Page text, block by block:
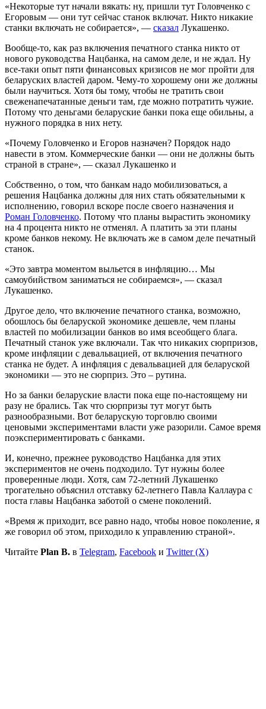
«Некоторые тут начали вякать: ну, пришли тут Головченко с
Егоровым — они тут сейчас станок включат. Никто никакие
станки включать не собирается», — сказал Лукашенко.
Вообще-то, как раз включения печатного станка никто от
нового руководства Нацбанка, на самом деле, и не ждал. Ну
все-таки опыт пяти финансовых кризисов не мог пройти для
беларуских властей даром. Чему-то хорошему они же должны
были научиться. Хотя бы тому, чтобы не тратить свои
свеженапечатанные деньги там, где можно потратить чужие.
Потому что деньгами беларуские банки пока еще обильны, а
нужного порядка в них нету.
«Почему Головченко и Егоров назначен? Порядок надо
навести в этом. Коммерческие банки — они не должны быть
страной в стране», — сказал Лукашенко и
Собственно, о том, что банкам надо мобилизоваться, а
решения Нацбанка должны для них стать обязательными к
исполнению, говорил вскоре после своего назначения и
Роман Головченко. Потому что планы вырастить экономику
на 4 процента никто не отменял. А платить за эти планы
кроме банков некому. Не включать же в самом деле печатный
станок.
«Это завтра моментом выльется в инфляцию… Мы
самоубийством заниматься не собираемся», — сказал
Лукашенко.
Другое дело, что включение печатного станка, возможно,
обошлось бы беларуской экономике дешевле, чем планы
властей по мобилизации банков во имя всеобщего блага.
Печатный станок уже включали. Так что никаких сюрпризов,
кроме инфляции с девальвацией, от включения печатного
станка не будет. А инфляция с девальвацией для беларуской
экономики — это не сюрприз. Это – рутина.
Но за банки беларуские власти пока еще по-настоящему ни
разу не брались. Так что сюрпризы тут могут быть
разнообразными. Вот беларускую торговлю своими
ценовыми экспериментами власти уже разорили. Самое время
поэкспериментировать с банками.
И, конечно, прежнее руководство Нацбанка для этих
экспериментов не очень подходило. Тут нужны более
проверенные люди. Хотя, сам 72-летний Лукашенко
трогательно объяснил отставку 62-летнего Павла Каллаура с
поста главы Нацбанка заботой о смене поколений.
«Время ж приходит, все равно надо, чтобы новое поколение, я
же говорил об этом, приходило к управлению страной».
Читайте Plan B. в Telegram, Facebook и Twitter (X)